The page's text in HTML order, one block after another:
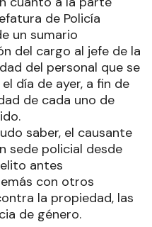
de Policía
un sumario
del cargo al jefe de la
del personal que se
día de ayer, a fin de
de cada uno de
saber, el causante
sede policial desde
antes
con otros
la propiedad, las
de género.